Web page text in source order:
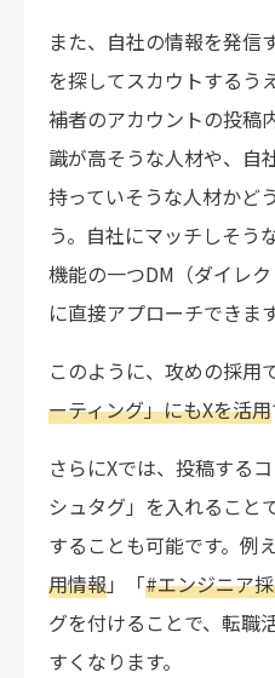
また、自社の情報を発信
を探してスカウトするう
補者のアカウントの投稿
識が高そうな人材や、自
持っていそうな人材かど
う。自社にマッチしそう
機能の一つDM（ダイレ
に直接アプローチできます
このように、攻めの採用
ーティング」にもXを活用
さらにXでは、投稿する
シュタグ」を入れること
することも可能です。例
用情報」「#エンジニア
グを付けることで、転職
すくなります。